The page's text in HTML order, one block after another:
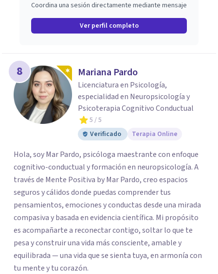
Coordina una sesión directamente mediante mensaje
Ver perfil completo
8 Mariana Pardo
Licenciatura en Psicología,
especialidad en Neuropsicología y
Psicoterapia Cognitivo Conductual
5 / 5
Verificado
Terapia Online
Hola, soy Mar Pardo, psicóloga maestrante con enfoque
cognitivo-conductual y formación en neuropsicología. A
través de Mente Positiva by Mar Pardo, creo espacios
seguros y cálidos donde puedas comprender tus
pensamientos, emociones y conductas desde una mirada
compasiva y basada en evidencia científica. Mi propósito
es acompañarte a reconectar contigo, soltar lo que te
pesa y construir una vida más consciente, amable y
equilibrada — una vida que se sienta tuya, en armonía con
tu mente y tu corazón.